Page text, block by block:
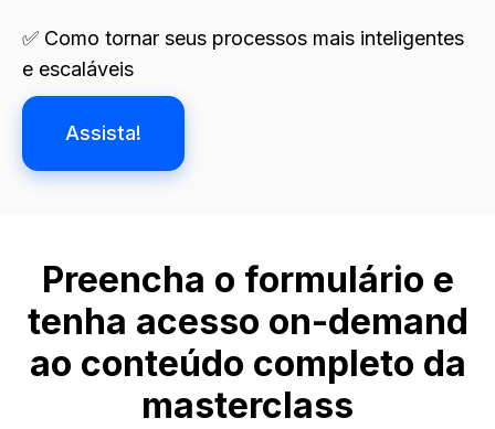
✅ Como tornar seus processos mais inteligentes
e escaláveis
Assista!
Preencha o formulário e
tenha acesso on-demand
ao conteúdo completo da
masterclass